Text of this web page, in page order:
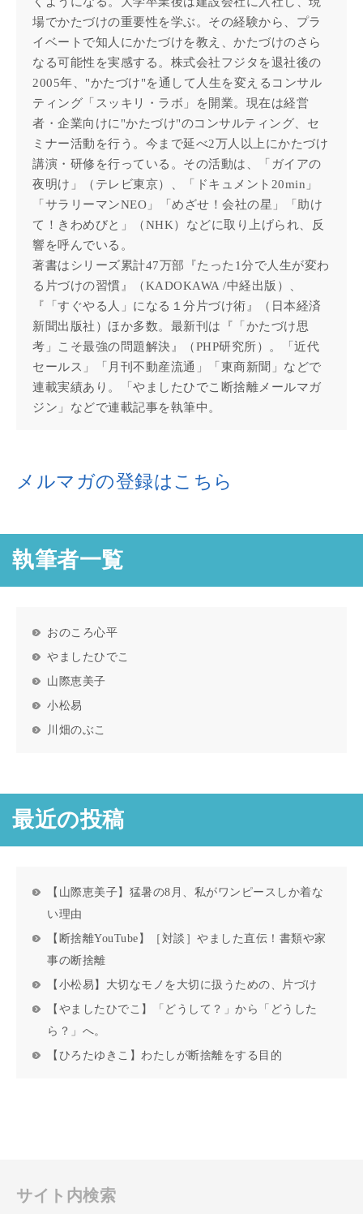
場でかたづけの重要性を学ぶ。その経験から、プラ
イベートで知人にかたづけを教え、かたづけのさら
なる可能性を実感する。株式会社フジタを退社後の
2005年、"かたづけ"を通して人生を変えるコンサル
ティング「スッキリ・ラボ」を開業。現在は経営
者・企業向けに"かたづけ"のコンサルティング、セ
ミナー活動を行う。今まで延べ2万人以上にかたづけ
講演・研修を行っている。その活動は、「ガイアの
夜明け」（テレビ東京）、「ドキュメント20min」
「サラリーマンNEO」「めざせ！会社の星」「助け
て！きわめびと」（NHK）などに取り上げられ、反
響を呼んでいる。
著書はシリーズ累計47万部『たった1分で人生が変わ
る片づけの習慣』（KADOKAWA /中経出版）、
『「すぐやる人」になる１分片づけ術』（日本経済
新聞出版社）ほか多数。最新刊は『「かたづけ思
考」こそ最強の問題解決』（PHP研究所）。「近代
セールス」「月刊不動産流通」「東商新聞」などで
連載実績あり。「やましたひでこ断捨離メールマガ
ジン」などで連載記事を執筆中。
メルマガの登録はこちら
執筆者一覧
おのころ心平
やましたひでこ
山際恵美子
小松易
川畑のぶこ
最近の投稿
【山際恵美子】猛暑の8月、私がワンピースしか着な
い理由
【断捨離YouTube】［対談］やました直伝！書類や家
事の断捨離
【小松易】大切なモノを大切に扱うための、片づけ
【やましたひでこ】「どうして？」から「どうした
ら？」へ。
【ひろたゆきこ】わたしが断捨離をする目的
サイト内検索